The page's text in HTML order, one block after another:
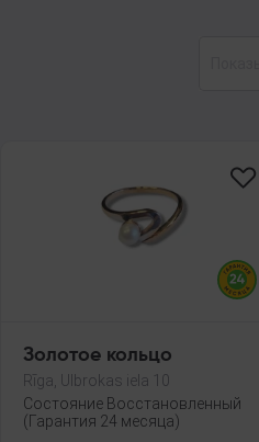
Золотое кольцо
Rīga, Ulbrokas iela 10
Состояние Восстановленный
(Гарантия 24 месяца)